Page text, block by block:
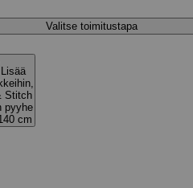
Valitse toimitustapa
Lisää
Stitch
pyyhe
cm